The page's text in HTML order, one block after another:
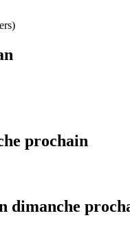
)
prochain
dimanche